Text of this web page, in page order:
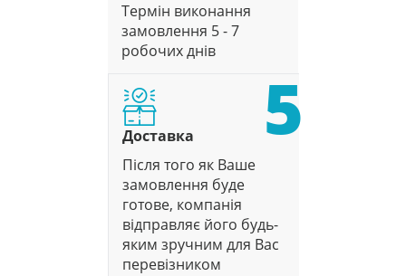
Термін виконання
замовлення 5 - 7
робочих днів
5
Доставка
Після того як Ваше
замовлення буде
готове, компанія
відправляє його будь-
яким зручним для Вас
перевізником